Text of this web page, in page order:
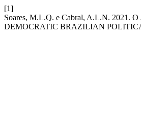
[1]
Soares, M.L.Q. e Cabral, A.L.N.
DEMOCRATIC BRAZILIAN